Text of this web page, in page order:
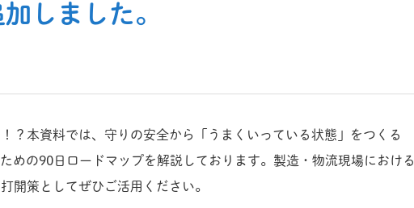
しました。
？本資料では、守りの安全から「うまくいっている状態」をつくる
めの90日ロードマップを解説しております。製造・物流現場における
開策としてぜひご活用ください。